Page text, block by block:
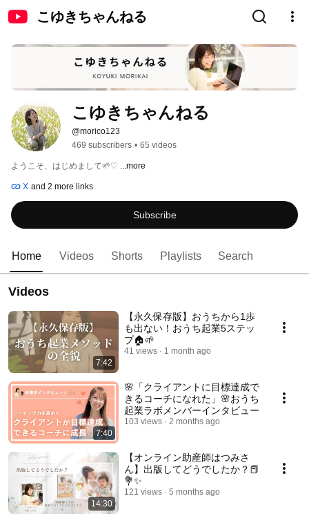
こゆきちゃんねる
こゆきちゃんねる
@morico123
469 subscribers • 65 videos
ようこそ、はじめまして🌱♡ ...more
X and 2 more links
Subscribe
Home Videos Shorts Playlists Search
Videos
7:42
【永久保存版】おうちから1歩
も出ない！おうち起業5ステッ
プ🏠🌱
41 views 1 month ago
7:40
🌸「クライアントに目標達成で
きるコーチになれた」🌸おうち
起業ラボメンバーインタビュー
103 views 2 months ago
14:30
【オンライン助産師はつみさ
ん】出版してどうでしたか？📕
💐✨️
121 views 5 months ago